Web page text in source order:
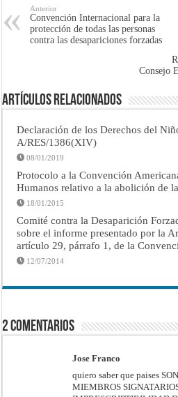
Anterior
Convención Internacional para la
protección de todas las personas
contra las desapariciones forzadas
Consejo
Artículos Relacionados
Declaración de los Derechos del
A/RES/1386(XIV)
08/01/2019
Protocolo a la Convención
Humanos relativo a la abolición de
18/01/2015
Comité contra la Desaparición
sobre el informe presentado por la
artículo 29, párrafo 1, de la
12/07/2014
2 Comentarios
Jose Franco
quiero saber que paises
MIEMBROS